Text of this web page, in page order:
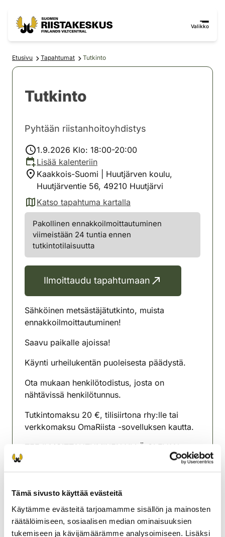
Tämä sivusto käyttää evästeitä
Käytämme evästeitä tarjoamamme sisällön ja mainosten
räätälöimiseen, sosiaalisen median ominaisuuksien
tukemiseen ja kävijämäärämme analysoimiseen. Lisäksi
Valikko
Etusivu Tapahtumat Tutkinto
Tutkinto
Pyhtään riistanhoitoyhdistys
1.9.2026 Klo: 18:00-20:00
Lisää kalenteriin
Kaakkois-Suomi | Huutjärven koulu,
Huutjärventie 56, 49210 Huutjärvi
Katso tapahtuma kartalla
(avautuu uuteen välilehteen)
Pakollinen ennakkoilmoittautuminen
viimeistään 24 tuntia ennen
tutkintotilaisuutta
Ilmoittaudu tapahtumaan
Sähköinen metsästäjätutkinto, muista
ennakkoilmoittautuminen!
Saavu paikalle ajoissa!
Käynti urheilukentän puoleisesta päädystä.
Ota mukaan henkilötodistus, josta on
nähtävissä henkilötunnus.
Tutkintomaksu 20 €, tilisiirtona rhy:lle tai
verkkomaksu OmaRiista -sovelluksen kautta.
TEE ILMOITTAUTUMINEN YLLÄ OLEVAN
PAINIKKEEN KAUTTA! (riista.fi tapahtumahaku
sivuston kautta) Suosittelemme Oma riista -
tabletti, läppäri). Huolehdi siitä, että laitteen
akku on täyteen ladattu ja että käytössä on